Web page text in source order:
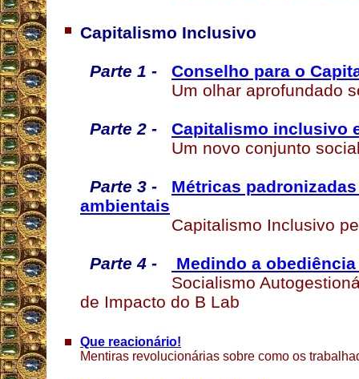
Capitalismo Inclusivo
Parte 1 -
Conselho para o
Um olhar aprofundado
Parte 2 -
Capitalismo inclusivo
Um novo conjunto
Parte 3 -
Métricas
ambientais
Capitalismo Inclusivo
Parte 4 -
Medindo a
Socialismo
de Impacto do B Lab
Que reacionário!
Mentiras revolucionárias sobre como os